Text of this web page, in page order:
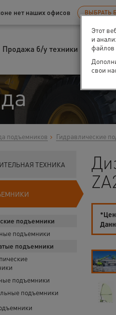
нет наших офисов ВЫБРАТЬ
Продажа б/у техники
подъемников Гидравлические
ТЕХНИКА
подъемники
подъемники
подъемники
подъемники
подъемники
Этот
и
файлов
свои